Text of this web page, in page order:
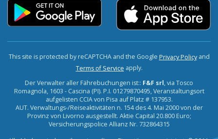
This site is protected by reCAPTCHA and the Google Privacy Policyand
Terms of Service apply.
Der Verwalter aller Fährebuchungen ist:: F&F srl, via Tosco
Romagnola, 1603 - Cascina (PI). P.I. 01279870495, Veranstaltungsort
aufgelisten CCIA von Pisa auf Platz # 137953.
AUT. Verwaltungs-/Reiseaktivitäten n. 154 des 4. Mai 2000 von der
Provinz von Livorno ausgestellt. Aktie Capital 20.800 Euro;
Versicherungspolice Allianz Nr. 732864315